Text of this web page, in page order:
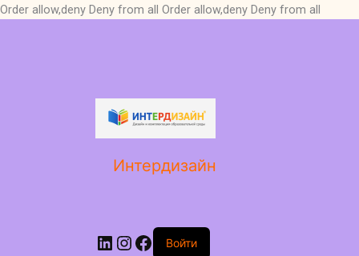
Order allow,deny Deny from all Order allow,deny Deny from all
Интердизайн
LinkedIn
Instagram
Facebook
Войти